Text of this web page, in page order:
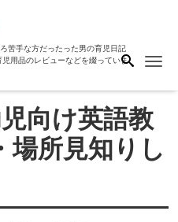
苦手な方だったった男の育児日記
用品のレビューなどを綴っていま
向け英語教
場所見知りし